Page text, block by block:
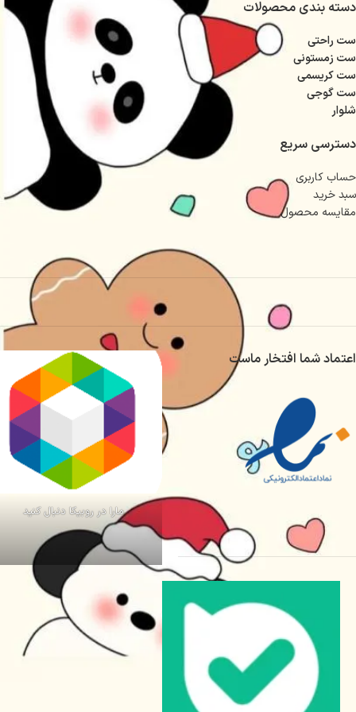
دسته بندی محصولات
ست راحتی
ست زمستونی
ست کریسمی
ست گوجی
شلوار
دسترسی سریع
حساب کاربری
سبد خرید
مقایسه محصول
اعتماد شما افتخار ماست
مارا در روبیکا دنبال کنید